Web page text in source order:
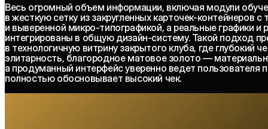
Весь огромный объем информации, включая модули
в жесткую сетку из закругленных карточек-контейнеров
и выверенной микро-типографикой, а реальные графики и
интегрированы в общую дизайн-систему. Такой подход
в технологичную витрину закрытого клуба, где глубокий
элитарность, благородное матовое золото —
а продуманный интерфейс уверенно ведет пользователя
полностью обосновывает высокий чек.